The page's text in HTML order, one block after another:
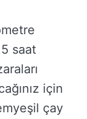
saat
için
çay